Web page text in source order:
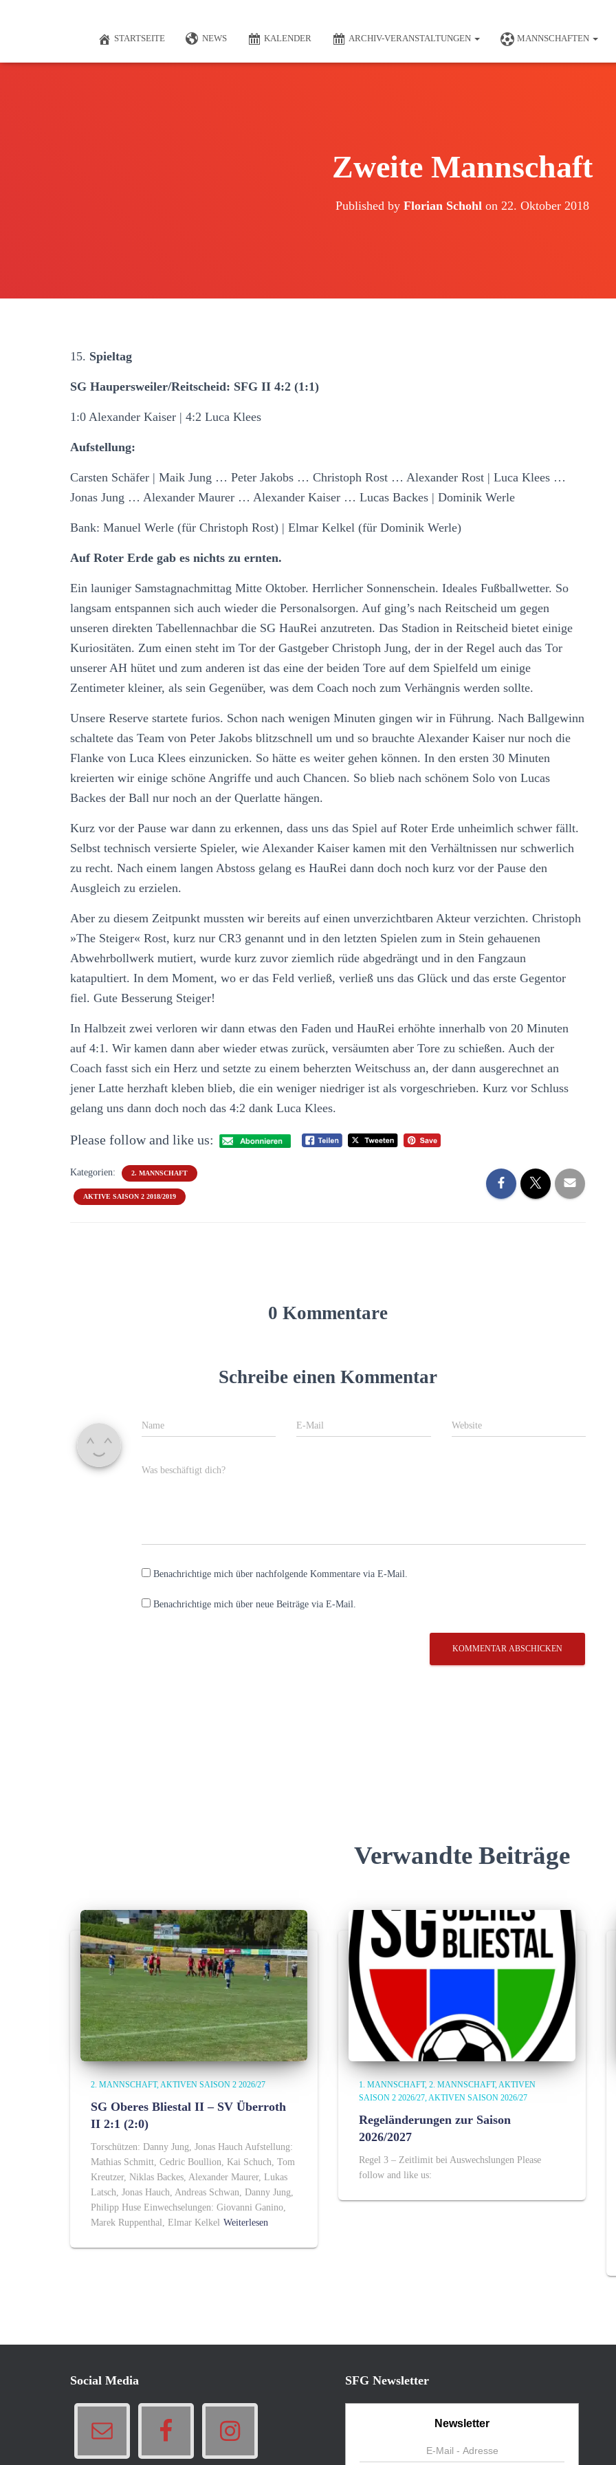
STARTSEITE NEWS KALENDER ARCHIV-VERANSTALTUNGEN MANNSCHAFTEN
Zweite Mannschaft
Published by Florian Schohlon 22. Oktober 2018
15. Spieltag
SG Haupersweiler/Reitscheid: SFG II 4:2 (1:1)
1:0 Alexander Kaiser | 4:2 Luca Klees
Aufstellung:
Carsten Schäfer | Maik Jung … Peter Jakobs … Christoph Rost … Alexander Rost | Luca Klees …
Jonas Jung … Alexander Maurer … Alexander Kaiser … Lucas Backes | Dominik Werle
Bank: Manuel Werle (für Christoph Rost) | Elmar Kelkel (für Dominik Werle)
Auf Roter Erde gab es nichts zu ernten.
Ein launiger Samstagnachmittag Mitte Oktober. Herrlicher Sonnenschein. Ideales Fußballwetter. So
langsam entspannen sich auch wieder die Personalsorgen. Auf ging’s nach Reitscheid um gegen
unseren direkten Tabellennachbar die SG HauRei anzutreten. Das Stadion in Reitscheid bietet einige
Kuriositäten. Zum einen steht im Tor der Gastgeber Christoph Jung, der in der Regel auch das Tor
unserer AH hütet und zum anderen ist das eine der beiden Tore auf dem Spielfeld um einige
Zentimeter kleiner, als sein Gegenüber, was dem Coach noch zum Verhängnis werden sollte.
Unsere Reserve startete furios. Schon nach wenigen Minuten gingen wir in Führung. Nach Ballgewinn
schaltete das Team von Peter Jakobs blitzschnell um und so brauchte Alexander Kaiser nur noch die
Flanke von Luca Klees einzunicken. So hätte es weiter gehen können. In den ersten 30 Minuten
kreierten wir einige schöne Angriffe und auch Chancen. So blieb nach schönem Solo von Lucas
Backes der Ball nur noch an der Querlatte hängen.
Kurz vor der Pause war dann zu erkennen, dass uns das Spiel auf Roter Erde unheimlich schwer fällt.
Selbst technisch versierte Spieler, wie Alexander Kaiser kamen mit den Verhältnissen nur schwerlich
zu recht. Nach einem langen Abstoss gelang es HauRei dann doch noch kurz vor der Pause den
Ausgleich zu erzielen.
Aber zu diesem Zeitpunkt mussten wir bereits auf einen unverzichtbaren Akteur verzichten. Christoph
»The Steiger« Rost, kurz nur CR3 genannt und in den letzten Spielen zum in Stein gehauenen
Abwehrbollwerk mutiert, wurde kurz zuvor ziemlich rüde abgedrängt und in den Fangzaun
katapultiert. In dem Moment, wo er das Feld verließ, verließ uns das Glück und das erste Gegentor
fiel. Gute Besserung Steiger!
In Halbzeit zwei verloren wir dann etwas den Faden und HauRei erhöhte innerhalb von 20 Minuten
auf 4:1. Wir kamen dann aber wieder etwas zurück, versäumten aber Tore zu schießen. Auch der
Coach fasst sich ein Herz und setzte zu einem beherzten Weitschuss an, der dann ausgerechnet an
jener Latte herzhaft kleben blieb, die ein weniger niedriger ist als vorgeschrieben. Kurz vor Schluss
gelang uns dann doch noch das 4:2 dank Luca Klees.
Please follow and like us:
Kategorien: 2. MANNSCHAFT
AKTIVE SAISON 2 2018/2019
0 Kommentare
Schreibe einen Kommentar
Name E-Mail Website
Was beschäftigt dich?
Benachrichtige mich über nachfolgende Kommentare via E-Mail.
Benachrichtige mich über neue Beiträge via E-Mail.
Verwandte Beiträge
2. MANNSCHAFT AKTIVEN SAISON 2 2026/27
SG Oberes Bliestal II – SV Überroth
II 2:1 (2:0)
Torschützen: Danny Jung, Jonas Hauch Aufstellung:
Mathias Schmitt, Cedric Boullion, Kai Schuch, Tom
Kreutzer, Niklas Backes, Alexander Maurer, Lukas
Latsch, Jonas Hauch, Andreas Schwan, Danny Jung,
Philipp Huse Einwechselungen: Giovanni Ganino,
Marek Ruppenthal, Elmar Kelkel Weiterlesen
1. MANNSCHAFT 2. MANNSCHAFT AKTIVEN
SAISON 2 2026/27 AKTIVEN SAISON 2026/27
Regeländerungen zur Saison
2026/2027
Regel 3 – Zeitlimit bei Auswechslungen Please
follow and like us:
Social Media SFG Newsletter
Newsletter